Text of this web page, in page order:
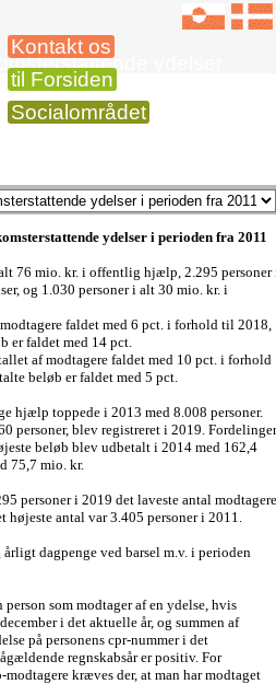
Kontakt os
til Forsiden
Socialområdet
ydelser